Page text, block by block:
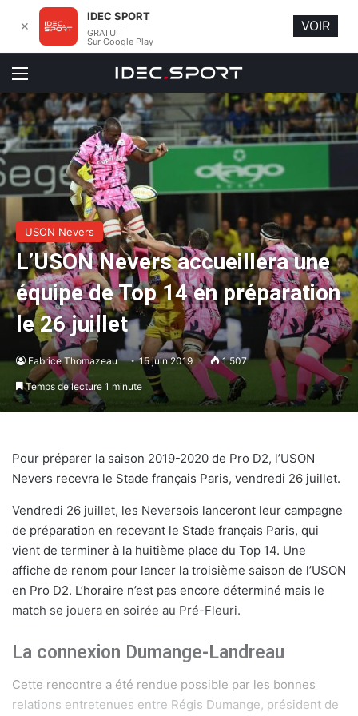
Menu
USON Nevers
L’USON Nevers accueillera une
équipe de Top 14 en préparation
le 26 juillet
Fabrice Thomazeau 15 juin 2019 1 507
Temps de lecture 1 minute
Pour préparer la saison 2019-2020 de Pro D2, l’USON
Nevers recevra le Stade français Paris, vendredi 26 juillet.
Vendredi 26 juillet, les Neversois lanceront leur campagne
de préparation en recevant le Stade français Paris, qui
vient de terminer à la huitième place du Top 14. Une
affiche de renom pour lancer la troisième saison de l’USON
en Pro D2. L’horaire n’est pas encore déterminé mais le
match se jouera en soirée au Pré-Fleuri.
La connexion Dumange-Landreau
Cette rencontre a été rendue possible par les bonnes
relations entretenues entre Régis Dumange, président de
✕
IDEC SPORT
GRATUIT
Sur Google Play
VOIR